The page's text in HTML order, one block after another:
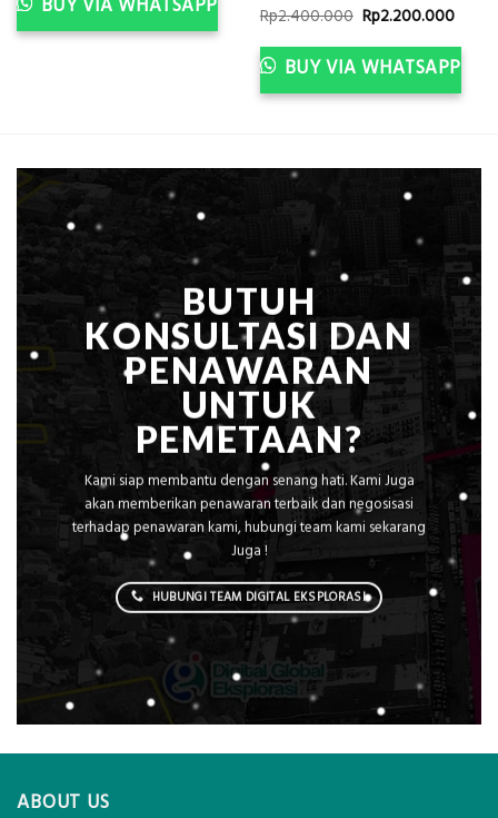
BUY VIA WHATSAPP
Rp2.400.000 Original
price
was:
Rp2.400.000.
Rp2.200.000
is:
BUY VIA WHATSAPP
BUTUH
KONSULTASI DAN
PENAWARAN
UNTUK
PEMETAAN?
Kami siap membantu dengan senang hati. Kami Juga
akan memberikan penawaran terbaik dan negosisasi
terhadap penawaran kami, hubungi team kami sekarang
Juga !
HUBUNGI TEAM DIGITAL EKSPLORASI
ABOUT US